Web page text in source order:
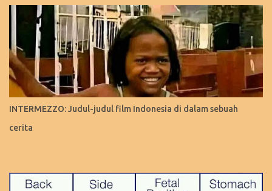
INTERMEZZO: Judul-judul film Indonesia di dalam sebuah
cerita